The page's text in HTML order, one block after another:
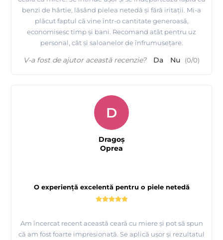
benzi de hârtie, lăsând pielea netedă și fără iritații. Mi-a
plăcut faptul că vine într-o cantitate generoasă,
economisesc timp și bani. Recomand atât pentru uz
personal, cât și saloanelor de înfrumusețare.
V-a fost de ajutor această recenzie? Da Nu (0/0)
O experiență excelentă pentru o piele netedă
Am încercat recent această ceară cu miere și pot să spun
că am fost foarte impresionată. Se aplică ușor și rezultatul
D
Dragoș
Oprea